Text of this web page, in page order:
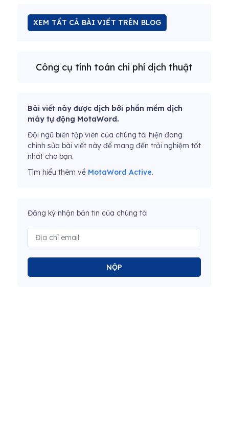
XEM TẤT CẢ BÀI VIẾT TRÊN BLOG
Công cụ tính toán chi phí dịch thuật
Bài viết này được dịch bởi phần mềm dịch
máy tự động MotaWord.
Đội ngũ biên tập viên của chúng tôi hiện đang
chỉnh sửa bài viết này để mang đến trải nghiệm tốt
nhất cho bạn.
Tìm hiểu thêm về MotaWord Active.
Đăng ký nhận bản tin của chúng tôi
NỘP